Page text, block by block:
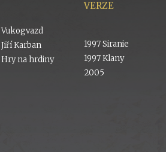
Vukogvazd
Jiří Karban
Hry na hrdiny
VERZE
1997 Siranie
1997 Klany
2005